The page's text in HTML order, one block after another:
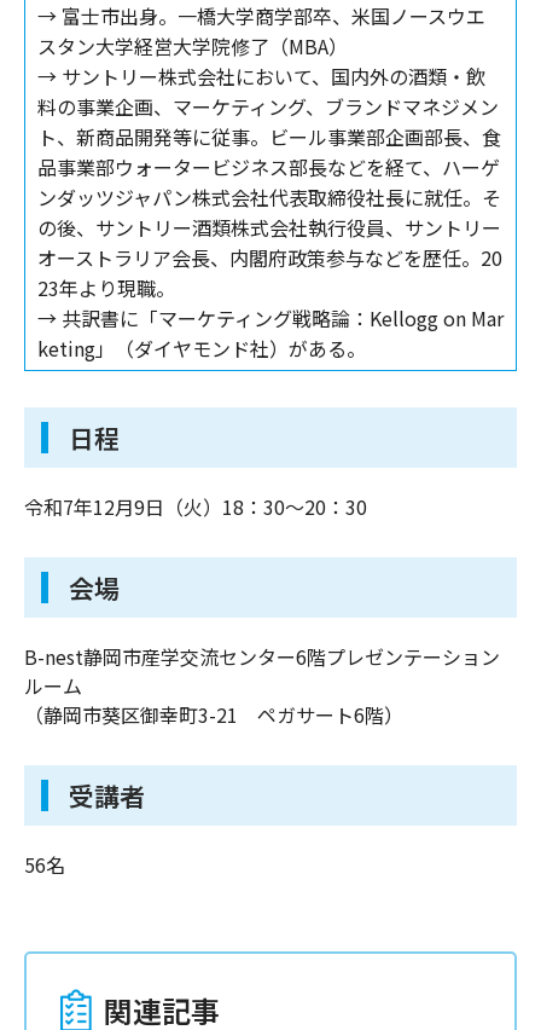
→ 富士市出身。一橋大学商学部卒、米国ノースウエ
スタン大学経営大学院修了（MBA）
→ サントリー株式会社において、国内外の酒類・飲
料の事業企画、マーケティング、ブランドマネジメン
ト、新商品開発等に従事。ビール事業部企画部長、食
品事業部ウォータービジネス部長などを経て、ハーゲ
ンダッツジャパン株式会社代表取締役社長に就任。そ
の後、サントリー酒類株式会社執行役員、サントリー
オーストラリア会長、内閣府政策参与などを歴任。20
23年より現職。
→ 共訳書に「マーケティング戦略論：Kellogg on Mar
keting」（ダイヤモンド社）がある。
日程
令和7年12月9日（火）18：30～20：30
会場
B-nest静岡市産学交流センター6階プレゼンテーション
ルーム
（静岡市葵区御幸町3-21　ペガサート6階）
受講者
56名
関連記事